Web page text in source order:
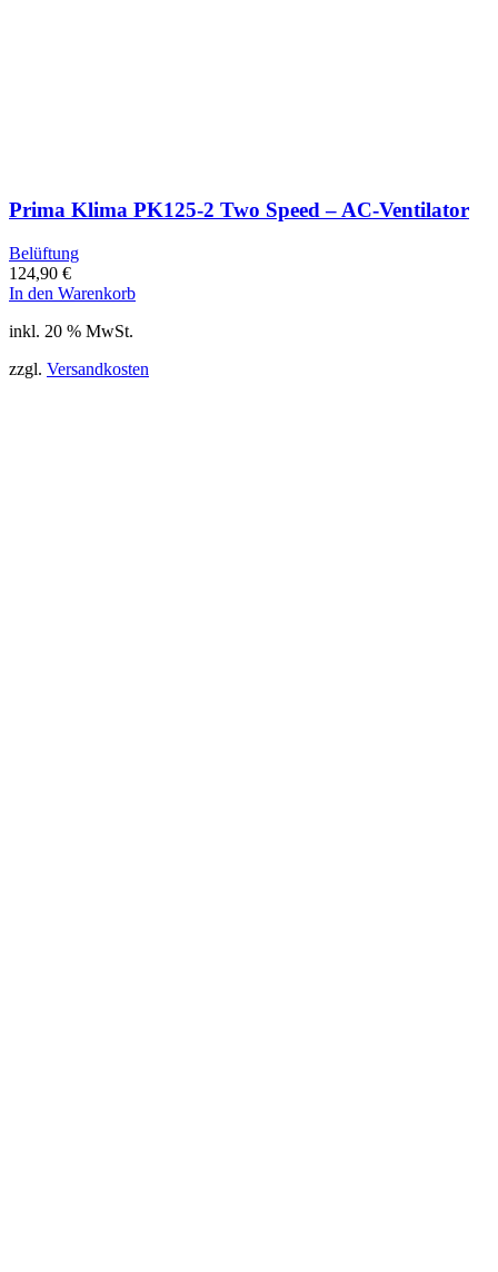
Prima Klima PK125-2 Two Speed – AC-Ventilator
Belüftung
124,90 €
In den Warenkorb
inkl. 20 % MwSt.
zzgl. Versandkosten